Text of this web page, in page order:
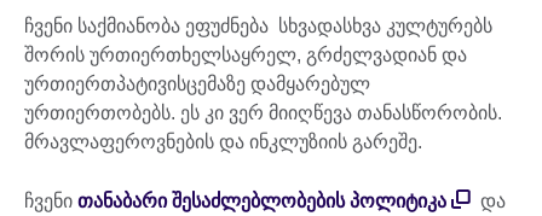
ჩვენი საქმიანობა ეფუძნება სხვადასხვა კულტურებს
შორის ურთიერთხელსაყრელ, გრძელვადიან და
ურთიერთპატივისცემაზე დამყარებულ
ურთიერთობებს. ეს კი ვერ მიიღწევა თანასწორობის.
მრავლაფეროვნების და ინკლუზიის გარეშე.
ჩვენი თანაბარი შესაძლებლობების პოლიტიკა
და